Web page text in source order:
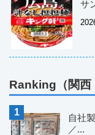
サ
Ranking（関西
自社
／...